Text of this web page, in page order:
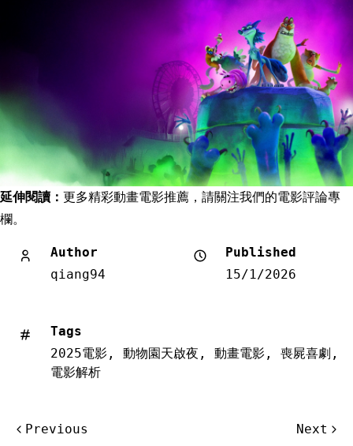
延伸閱讀： 更多精彩動畫電影推薦，請關注我們的電影評論專
欄。
Author
qiang94
Published
15/1/2026
Tags
2025電影 , 動物園天啟夜 , 動畫電影 , 喪屍喜劇 ,
電影解析
Previous Next